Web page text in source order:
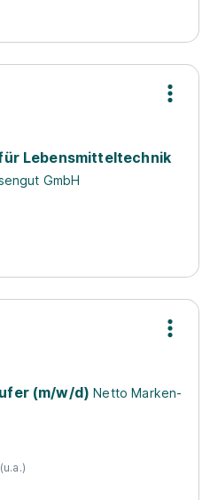
Lebensmitteltechnik
GmbH
(m/w/d) Netto Marken-